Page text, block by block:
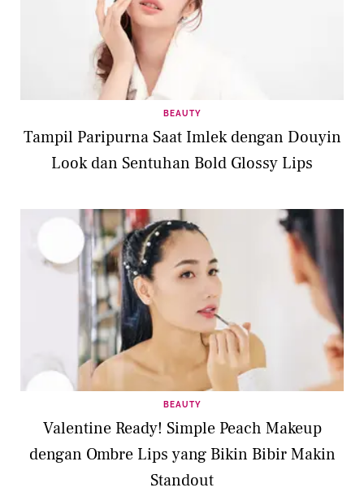
BEAUTY
Tampil Paripurna Saat Imlek dengan Douyin
Look dan Sentuhan Bold Glossy Lips
BEAUTY
Valentine Ready! Simple Peach Makeup
dengan Ombre Lips yang Bikin Bibir Makin
Standout